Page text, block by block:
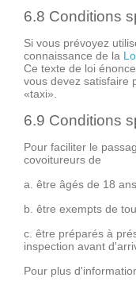
6.8 Conditions
Si vous prévoyez
connaissance de la
Ce texte de loi
vous devez satisfaire
«taxi».
6.9 Conditions
Pour faciliter le
covoitureurs de
a. être âgés de 18
b. être exempts de
c. être préparés à
inspection avant
Pour plus